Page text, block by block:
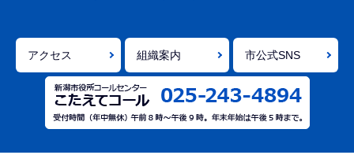
で
アクセス 組織案内 市公式SNS